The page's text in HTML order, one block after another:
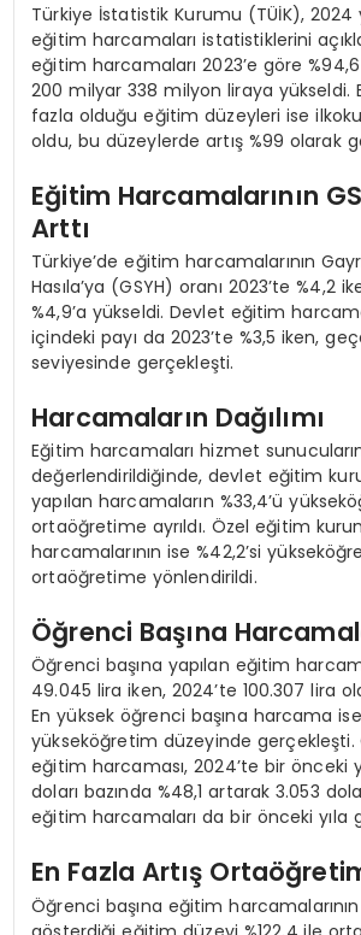
Türkiye İstatistik Kurumu (TÜİK), 2024
eğitim harcamaları istatistiklerini
eğitim harcamaları 2023’e göre
200 milyar 338 milyon liraya yükseldi.
fazla olduğu eğitim düzeyleri ise
oldu, bu düzeylerde artış %99 olarak
Eğitim Harcamalarının
Arttı
Türkiye’de eğitim harcamalarının
Hasıla’ya (GSYH) oranı 2023’te %4,2
%4,9’a yükseldi. Devlet eğitim
içindeki payı da 2023’te %3,5 iken,
seviyesinde gerçekleşti.
Harcamaların Dağılımı
Eğitim harcamaları hizmet
değerlendirildiğinde, devlet eğitim
yapılan harcamaların %33,4’ü
ortaöğretime ayrıldı. Özel eğitim
harcamalarının ise %42,2’si
ortaöğretime yönlendirildi.
Öğrenci Başına
Öğrenci başına yapılan eğitim
49.045 lira iken, 2024’te 100.307 lira
En yüksek öğrenci başına harcama
yükseköğretim düzeyinde gerçekleşti.
eğitim harcaması, 2024’te bir önceki
doları bazında %48,1 artarak 3.053
eğitim harcamaları da bir önceki yıla
En Fazla Artış
Öğrenci başına eğitim